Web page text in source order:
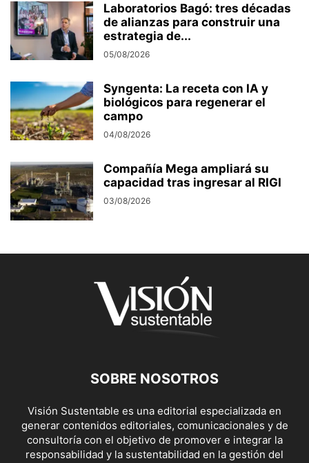
Laboratorios Bagó: tres décadas
de alianzas para construir una
estrategia de...
05/08/2026
Syngenta: La receta con IA y
biológicos para regenerar el
campo
04/08/2026
Compañía Mega ampliará su
capacidad tras ingresar al RIGI
03/08/2026
SOBRE NOSOTROS
Visión Sustentable es una editorial especializada en
generar contenidos editoriales, comunicacionales y de
consultoría con el objetivo de promover e integrar la
responsabilidad y la sustentabilidad en la gestión del